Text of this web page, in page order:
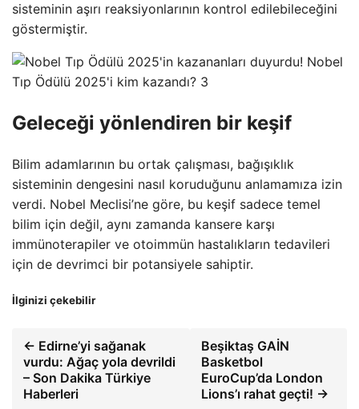
sisteminin aşırı reaksiyonlarının kontrol edilebileceğini
göstermiştir.
Geleceği yönlendiren bir keşif
Bilim adamlarının bu ortak çalışması, bağışıklık
sisteminin dengesini nasıl koruduğunu anlamamıza izin
verdi. Nobel Meclisi’ne göre, bu keşif sadece temel
bilim için değil, aynı zamanda kansere karşı
immünoterapiler ve otoimmün hastalıkların tedavileri
için de devrimci bir potansiyele sahiptir.
İlginizi çekebilir
← Edirne’yi sağanak
vurdu: Ağaç yola devrildi
– Son Dakika Türkiye
Haberleri
Beşiktaş GAİN
Basketbol
EuroCup’da London
Lions’ı rahat geçti! →